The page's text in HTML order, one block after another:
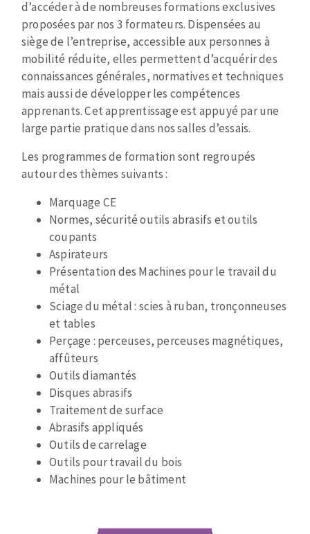
Pose des joints
Nettoyage
Mèches
Fraises carbure
Fers et plaquettes
Lames de scie à ruban
ABRASIFS APPLIQUÉS
Disques auto-agrippant
Patins
Disques fibre et papier
Bandes abrasives
Feuilles 230 x 280 mm
Cales à poncer et patins
Eponges abrasive
Plateaux supports
DISQUES ABRASIFS
Disques abrasifs agglomérés
Meules d'ébarbage
TRAITEMENT DE SURFACE
Disques à lamelles
Disque intissé
Disques fibre
Roues à lamelles
Meules sur tige
Brosses
Meules de tourets
Feutres à polir
Bandes sans fin
Rouleaux d'atelier
NETTOYAGE
Aspirateurs
MACHINES POUR LE TRAVAIL DU MÉTAL
de
paragraphe
d’accéder à de nombreuses formations exclusives
proposées par nos 3 formateurs. Dispensées au
siège de l’entreprise, accessible aux personnes à
mobilité réduite, elles permettent d’acquérir des
connaissances générales, normatives et techniques
mais aussi de développer les compétences
apprenants. Cet apprentissage est appuyé par une
large partie pratique dans nos salles d’essais.
Les programmes de formation sont regroupés
autour des thèmes suivants :
Marquage CE
Normes, sécurité outils abrasifs et outils
coupants
Aspirateurs
Présentation des Machines pour le travail du
métal
Sciage du métal : scies à ruban, tronçonneuses
et tables
Perçage : perceuses, perceuses magnétiques,
affûteurs
Outils diamantés
Disques abrasifs
Traitement de surface
Abrasifs appliqués
Outils de carrelage
Outils pour travail du bois
Machines pour le bâtiment